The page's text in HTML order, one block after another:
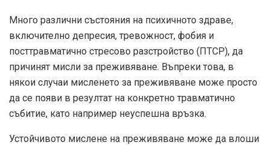
Много различни състояния на психичното здраве,
включително депресия, тревожност, фобия и
посттравматично стресово разстройство (ПТСР), да
причинят мисли за преживяване. Въпреки това, в
някои случаи мисленето за преживяване може просто
да се появи в резултат на конкретно травматично
събитие, като например неуспешна връзка.
Устойчивото мислене на преживяване може да влоши